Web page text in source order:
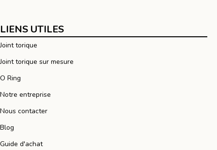
LIENS UTILES
Joint torique
Joint torique sur mesure
O Ring
Notre entreprise
Nous contacter
Blog
Guide d'achat